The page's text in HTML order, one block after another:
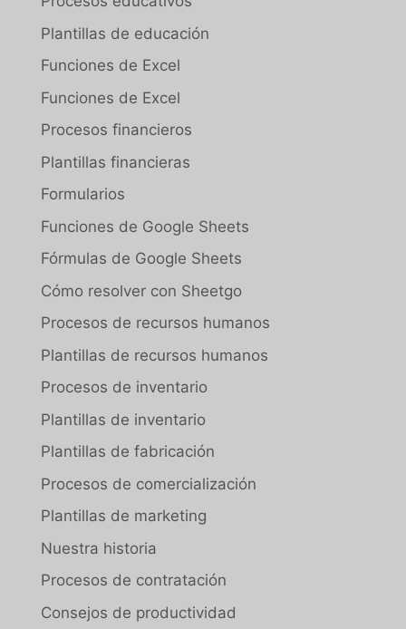
Plantillas de educación
Funciones de Excel
Funciones de Excel
Procesos financieros
Plantillas financieras
Formularios
Funciones de Google Sheets
Fórmulas de Google Sheets
Cómo resolver con Sheetgo
Procesos de recursos humanos
Plantillas de recursos humanos
Procesos de inventario
Plantillas de inventario
Plantillas de fabricación
Procesos de comercialización
Plantillas de marketing
Nuestra historia
Procesos de contratación
Consejos de productividad